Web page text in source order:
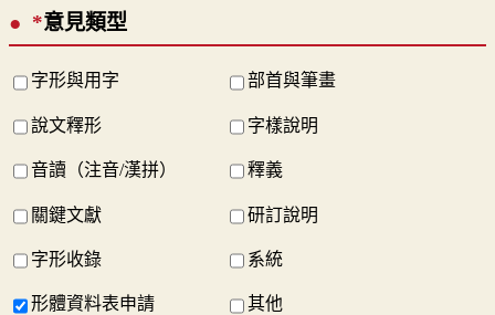
*意見類型
字形與用字 部首與筆畫
說文釋形 字樣說明
音讀（注音/漢拼） 釋義
關鍵文獻 研訂說明
字形收錄 系統
形體資料表申請 其他